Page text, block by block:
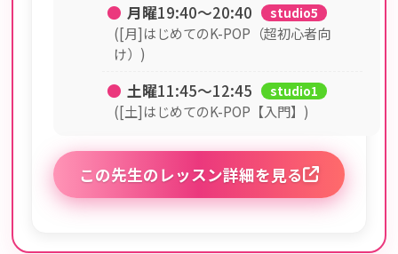
● 月曜19:40〜20:40 studio5
([月]はじめてのK-POP（超初心者向
け）)
● 土曜11:45〜12:45 studio1
([土]はじめてのK-POP【入門】)
この先生のレッスン詳細を見る